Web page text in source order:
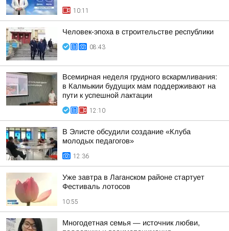
10:11
Человек-эпоха в строительстве республики
08:43
Всемирная неделя грудного вскармливания:
в Калмыкии будущих мам поддерживают на
пути к успешной лактации
12:10
В Элисте обсудили создание «Клуба
молодых педагогов»
12:36
Уже завтра в Лаганском районе стартует
Фестиваль лотосов
10:55
Многодетная семья — источник любви,